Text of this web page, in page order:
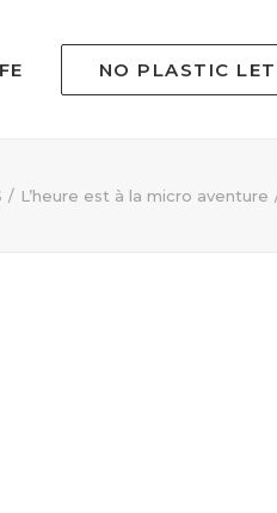
NO PLASTIC
L’heure est à la micro aventure